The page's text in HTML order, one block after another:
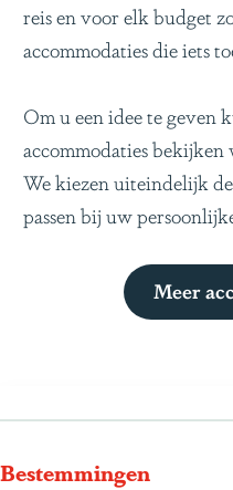
reis en voor elk budget
accommodaties die iets
Om u een idee te geven
accommodaties bekijken
We kiezen uiteindelijk
passen bij uw
Meer
Bestemmingen